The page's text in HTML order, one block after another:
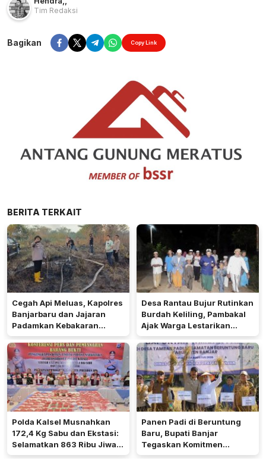
Tim Redaksi
Bagikan Copy Link
BERITA TERKAIT
Cegah Api Meluas, Kapolres
Banjarbaru dan Jajaran
Padamkan Kebakaran
Lahan
Desa Rantau Bujur Rutinkan
Burdah Keliling, Pambakal
Ajak Warga Lestarikan
Tradisi Keagamaan
Polda Kalsel Musnahkan
172,4 Kg Sabu dan Ekstasi:
Selamatkan 863 Ribu Jiwa
dan Hemat Biaya Rehab Rp.
Panen Padi di Beruntung
Baru, Bupati Banjar
Tegaskan Komitmen
Dukung Ketahanan Pangan